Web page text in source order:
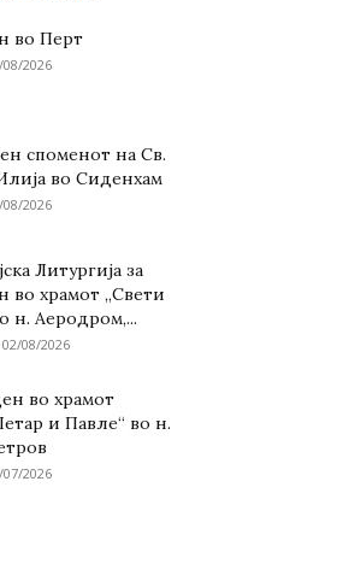
во Перт
08/2026
споменот на Св.
во Сиденхам
08/2026
Литургија за
во храмот „Свети
н. Аеродром,...
02/08/2026
во храмот
и Павле“ во н.
07/2026